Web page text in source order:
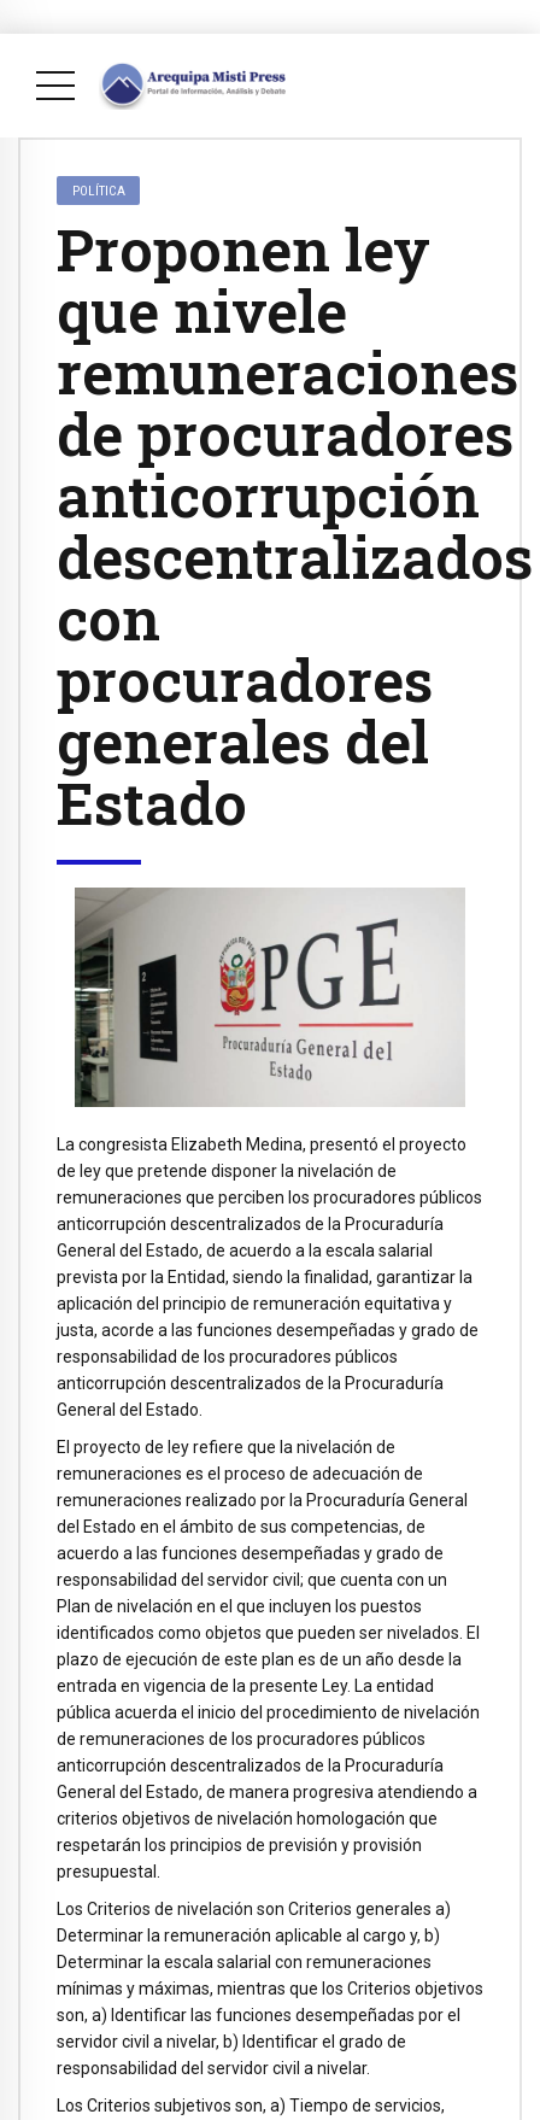
POLÍTICA
Proponen ley
que nivele
remuneraciones
de procuradores
anticorrupción
descentralizados
con
procuradores
generales del
Estado
La congresista Elizabeth Medina, presentó el proyecto
de ley que pretende disponer la nivelación de
remuneraciones que perciben los procuradores públicos
anticorrupción descentralizados de la Procuraduría
General del Estado, de acuerdo a la escala salarial
prevista por la Entidad, siendo la finalidad, garantizar la
aplicación del principio de remuneración equitativa y
justa, acorde a las funciones desempeñadas y grado de
responsabilidad de los procuradores públicos
anticorrupción descentralizados de la Procuraduría
General del Estado.
El proyecto de ley refiere que la nivelación de
remuneraciones es el proceso de adecuación de
remuneraciones realizado por la Procuraduría General
del Estado en el ámbito de sus competencias, de
acuerdo a las funciones desempeñadas y grado de
responsabilidad del servidor civil; que cuenta con un
Plan de nivelación en el que incluyen los puestos
identificados como objetos que pueden ser nivelados. El
plazo de ejecución de este plan es de un año desde la
entrada en vigencia de la presente Ley. La entidad
pública acuerda el inicio del procedimiento de nivelación
de remuneraciones de los procuradores públicos
anticorrupción descentralizados de la Procuraduría
General del Estado, de manera progresiva atendiendo a
criterios objetivos de nivelación homologación que
respetarán los principios de previsión y provisión
presupuestal.
Los Criterios de nivelación son Criterios generales a)
Determinar la remuneración aplicable al cargo y, b)
Determinar la escala salarial con remuneraciones
mínimas y máximas, mientras que los Criterios objetivos
son, a) Identificar las funciones desempeñadas por el
servidor civil a nivelar, b) Identificar el grado de
responsabilidad del servidor civil a nivelar.
Los Criterios subjetivos son, a) Tiempo de servicios,